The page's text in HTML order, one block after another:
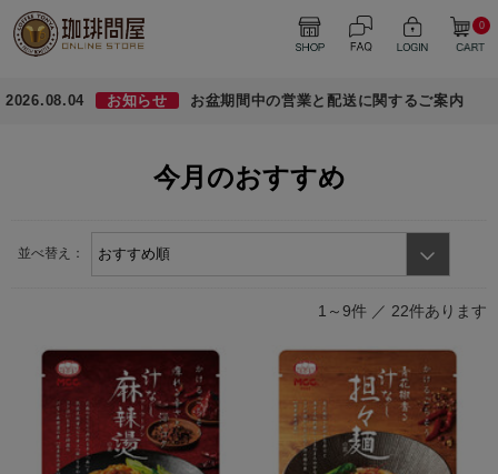
0
2026.08.04 お知らせ お盆期間中の営業と配送に関するご案内
今月のおすすめ
並べ替え：
1～9件 ／ 22件あります